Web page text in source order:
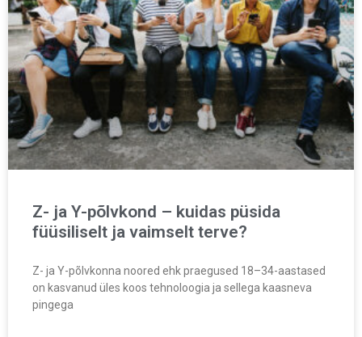
Z- ja Y-põlvkond – kuidas püsida
füüsiliselt ja vaimselt terve?
Z- ja Y-põlvkonna noored ehk praegused 18–34-aastased
on kasvanud üles koos tehnoloogia ja sellega kaasneva
pingega